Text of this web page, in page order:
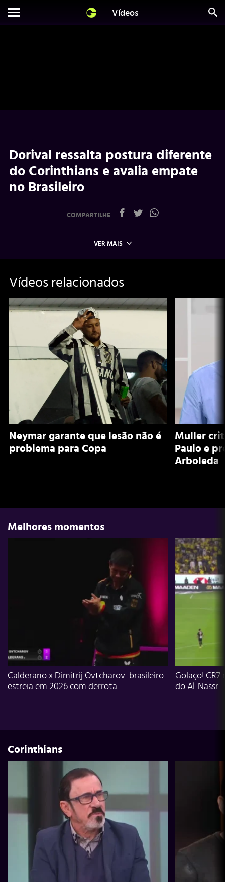
Vídeos
Dorival ressalta postura diferente
do Corinthians e avalia empate
no Brasileiro
COMPARTILHE
VER MAIS
Vídeos relacionados
Neymar garante que lesão não é
problema para Copa
Muller
Paulo e
Arboleda
Melhores momentos
Calderano x Dimitrij Ovtcharov: brasileiro
estreia em 2026 com derrota
Golaço!
do Al-Nassr
Corinthians